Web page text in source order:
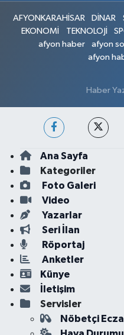
AFYONKARAHİSAR DİNAR
EKONOMİ
TEKNOLOJİ
afyon haber
afyon
afyon
Haber
Ana Sayfa
Kategoriler
Foto Galeri
Video
Yazarlar
Seri İlan
Röportaj
Anketler
Künye
İletişim
Servisler
Nöbetçi